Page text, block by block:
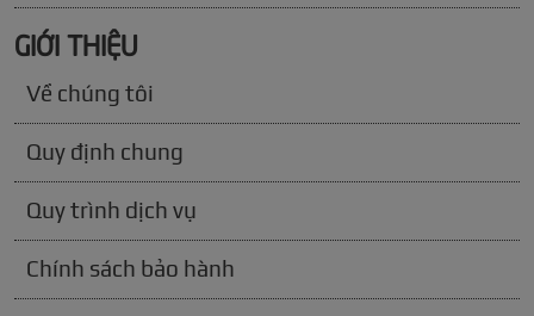
GIỚI THIỆU
Về chúng tôi
Quy định chung
Quy trình dịch vụ
Chính sách bảo hành